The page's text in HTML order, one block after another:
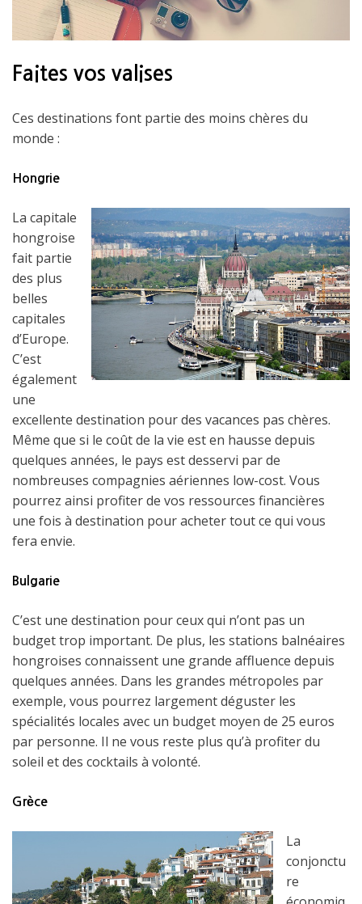
Faites vos valises
Ces destinations font partie des moins chères du
monde :
Hongrie
La capitale
hongroise
fait partie
des plus
belles
capitales
d’Europe.
C’est
également
une
excellente destination pour des vacances pas chères.
Même que si le coût de la vie est en hausse depuis
quelques années, le pays est desservi par de
nombreuses compagnies aériennes low-cost. Vous
pourrez ainsi profiter de vos ressources financières
une fois à destination pour acheter tout ce qui vous
fera envie.
Bulgarie
C’est une destination pour ceux qui n’ont pas un
budget trop important. De plus, les stations balnéaires
hongroises connaissent une grande affluence depuis
quelques années. Dans les grandes métropoles par
exemple, vous pourrez largement déguster les
spécialités locales avec un budget moyen de 25 euros
par personne. Il ne vous reste plus qu’à profiter du
soleil et des cocktails à volonté.
Grèce
La
conjonctu
re